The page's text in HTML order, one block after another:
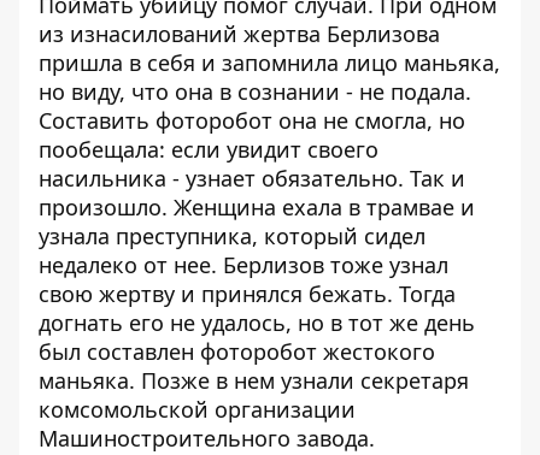
из изнасилований жертва Берлизова
пришла в себя и запомнила лицо маньяка,
но виду, что она в сознании - не подала.
Составить фоторобот она не смогла, но
пообещала: если увидит своего
насильника - узнает обязательно. Так и
произошло. Женщина ехала в трамвае и
узнала преступника, который сидел
недалеко от нее. Берлизов тоже узнал
свою жертву и принялся бежать. Тогда
догнать его не удалось, но в тот же день
был составлен фоторобот жестокого
маньяка. Позже в нем узнали секретаря
комсомольской организации
Машиностроительного завода.